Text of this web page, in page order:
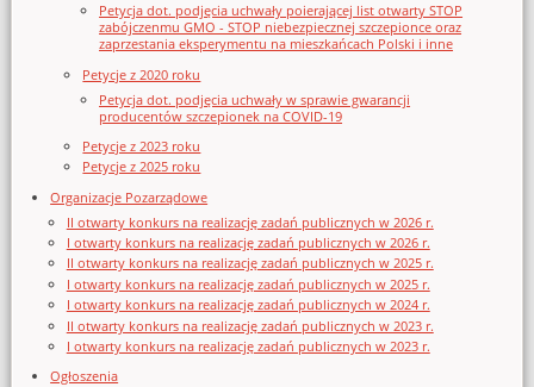
Petycja dot. podjęcia uchwały poierającej list otwarty STOP
zabójczenmu GMO - STOP niebezpiecznej szczepionce oraz
zaprzestania eksperymentu na mieszkańcach Polski i inne
Petycje z 2020 roku
Petycja dot. podjęcia uchwały w sprawie gwarancji
producentów szczepionek na COVID-19
Petycje z 2023 roku
Petycje z 2025 roku
Organizacje Pozarządowe
II otwarty konkurs na realizację zadań publicznych w 2026 r.
I otwarty konkurs na realizację zadań publicznych w 2026 r.
II otwarty konkurs na realizację zadań publicznych w 2025 r.
I otwarty konkurs na realizację zadań publicznych w 2025 r.
I otwarty konkurs na realizację zadań publicznych w 2024 r.
II otwarty konkurs na realizację zadań publicznych w 2023 r.
I otwarty konkurs na realizację zadań publicznych w 2023 r.
Ogłoszenia